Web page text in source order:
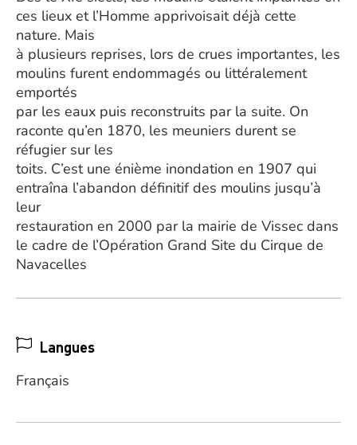
ces lieux et l’Homme apprivoisait déjà cette
nature. Mais
à plusieurs reprises, lors de crues importantes, les
moulins furent endommagés ou littéralement
emportés
par les eaux puis reconstruits par la suite. On
raconte qu’en 1870, les meuniers durent se
réfugier sur les
toits. C’est une énième inondation en 1907 qui
entraîna l’abandon définitif des moulins jusqu’à
leur
restauration en 2000 par la mairie de Vissec dans
le cadre de l’Opération Grand Site du Cirque de
Navacelles
Langues
Français